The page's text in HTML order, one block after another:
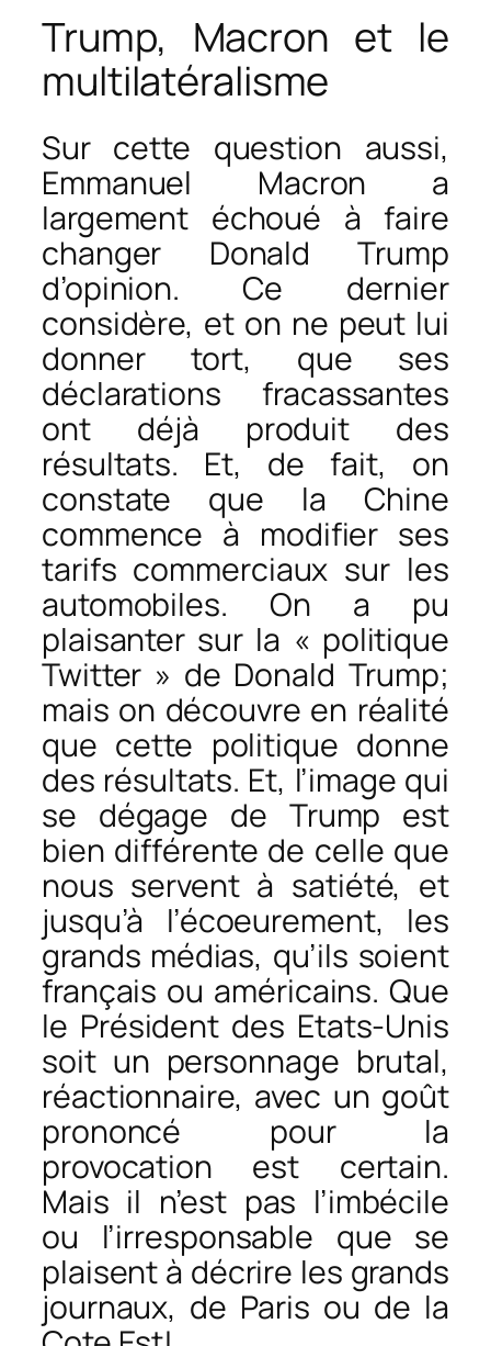
Trump, Macron et le
multilatéralisme
Sur cette question aussi,
Emmanuel Macron a
largement échoué à faire
changer Donald Trump
d’opinion. Ce dernier
considère, et on ne peut lui
donner tort, que ses
déclarations fracassantes
ont déjà produit des
résultats. Et, de fait, on
constate que la Chine
commence à modifier ses
tarifs commerciaux sur les
automobiles. On a pu
plaisanter sur la « politique
Twitter » de Donald Trump;
mais on découvre en réalité
que cette politique donne
des résultats. Et, l’image qui
se dégage de Trump est
bien différente de celle que
nous servent à satiété, et
jusqu’à l’écoeurement, les
grands médias, qu’ils soient
français ou américains. Que
le Président des Etats-Unis
soit un personnage brutal,
réactionnaire, avec un goût
prononcé pour la
provocation est certain.
Mais il n’est pas l’imbécile
ou l’irresponsable que se
plaisent à décrire les grands
journaux, de Paris ou de la